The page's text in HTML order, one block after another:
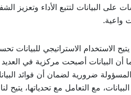
البيانات لتتبع الأداء وتعزيز
واعية.
الاستخدام الاستراتيجي للبيانات
أن البيانات أصبحت مركزية في
المسؤولة ضرورية لضمان أن فوائد
مع التعامل مع تحدياتها،